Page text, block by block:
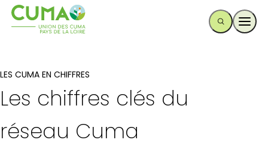
LES CUMA EN CHIFFRES
Les chiffres clés du
réseau Cuma